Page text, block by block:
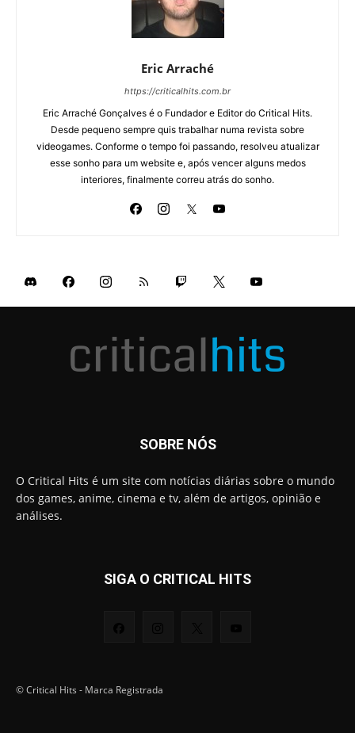
Eric Arraché
https://criticalhits.com.br
Eric Arraché Gonçalves é o Fundador e Editor do Critical Hits.
Desde pequeno sempre quis trabalhar numa revista sobre
videogames. Conforme o tempo foi passando, resolveu atualizar
esse sonho para um website e, após vencer alguns medos
interiores, finalmente correu atrás do sonho.
SOBRE NÓS
O Critical Hits é um site com notícias diárias sobre o mundo
dos games, anime, cinema e tv, além de artigos, opinião e
análises.
SIGA O CRITICAL HITS
© Critical Hits - Marca Registrada